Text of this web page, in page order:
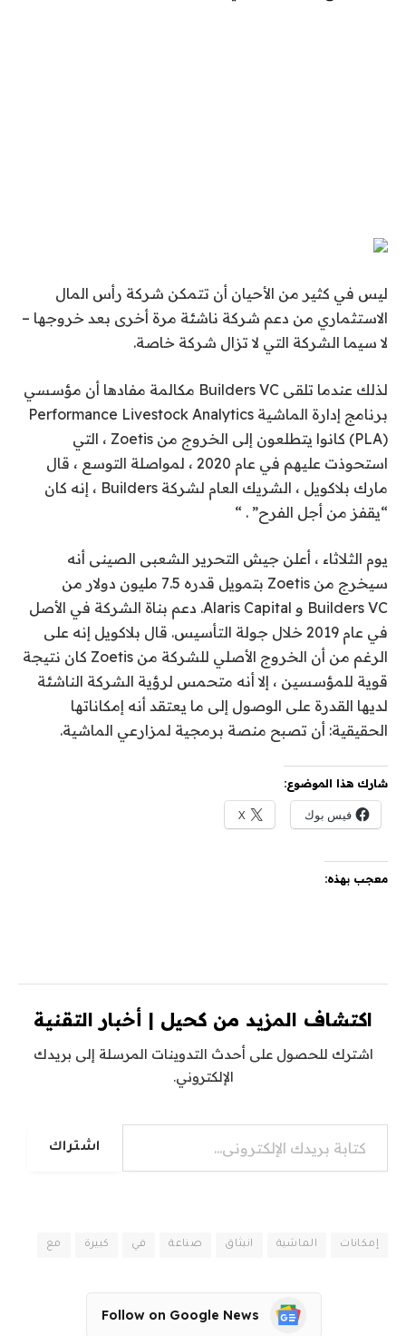
ليس في كثير من الأحيان أن تتمكن شركة رأس المال
الاستثماري من دعم شركة ناشئة مرة أخرى بعد خروجها –
لا سيما الشركة التي لا تزال شركة خاصة.
لذلك عندما تلقى Builders VC مكالمة مفادها أن مؤسسي
برنامج إدارة الماشية Performance Livestock Analytics
(PLA) كانوا يتطلعون إلى الخروج من Zoetis ، التي
استحوذت عليهم في عام 2020 ، لمواصلة التوسع ، قال
مارك بلاكويل ، الشريك العام لشركة Builders ، إنه كان
“يقفز من أجل الفرح” . “
يوم الثلاثاء ، أعلن جيش التحرير الشعبى الصينى أنه
سيخرج من Zoetis بتمويل قدره 7.5 مليون دولار من
Builders VC و Alaris Capital. دعم بناة الشركة في الأصل
في عام 2019 خلال جولة التأسيس. قال بلاكويل إنه على
الرغم من أن الخروج الأصلي للشركة من Zoetis كان نتيجة
قوية للمؤسسين ، إلا أنه متحمس لرؤية الشركة الناشئة
لديها القدرة على الوصول إلى ما يعتقد أنه إمكاناتها
الحقيقية: أن تصبح منصة برمجية لمزارعي الماشية.
شارك هذا الموضوع:
فيس بوك X
معجب بهذه:
اكتشاف المزيد من كحيل | أخبار التقنية
اشترك للحصول على أحدث التدوينات المرسلة إلى بريدك
الإلكتروني.
كتابة بريدك الإلكتروني...
اشتراك
إمكانات الماشية انبثاق صناعة في كبيرة مع
Follow on Google News